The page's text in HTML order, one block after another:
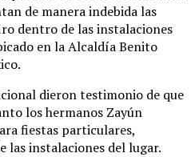
de manera indebida las
dentro de las instalaciones
en la Alcaldía Benito
dieron testimonio de que
los hermanos Zayún
fiestas particulares,
las instalaciones del lugar.